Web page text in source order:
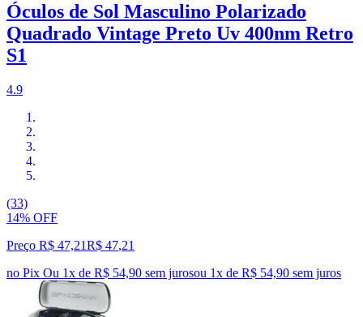
Óculos de Sol Masculino Polarizado
Quadrado Vintage Preto Uv 400nm Retro
S1
4.9
(33)
14% OFF
Preço R$ 47,21R$ 47,21
no Pix Ou 1x de R$ 54,90 sem jurosou 1x de R$ 54,90 sem juros